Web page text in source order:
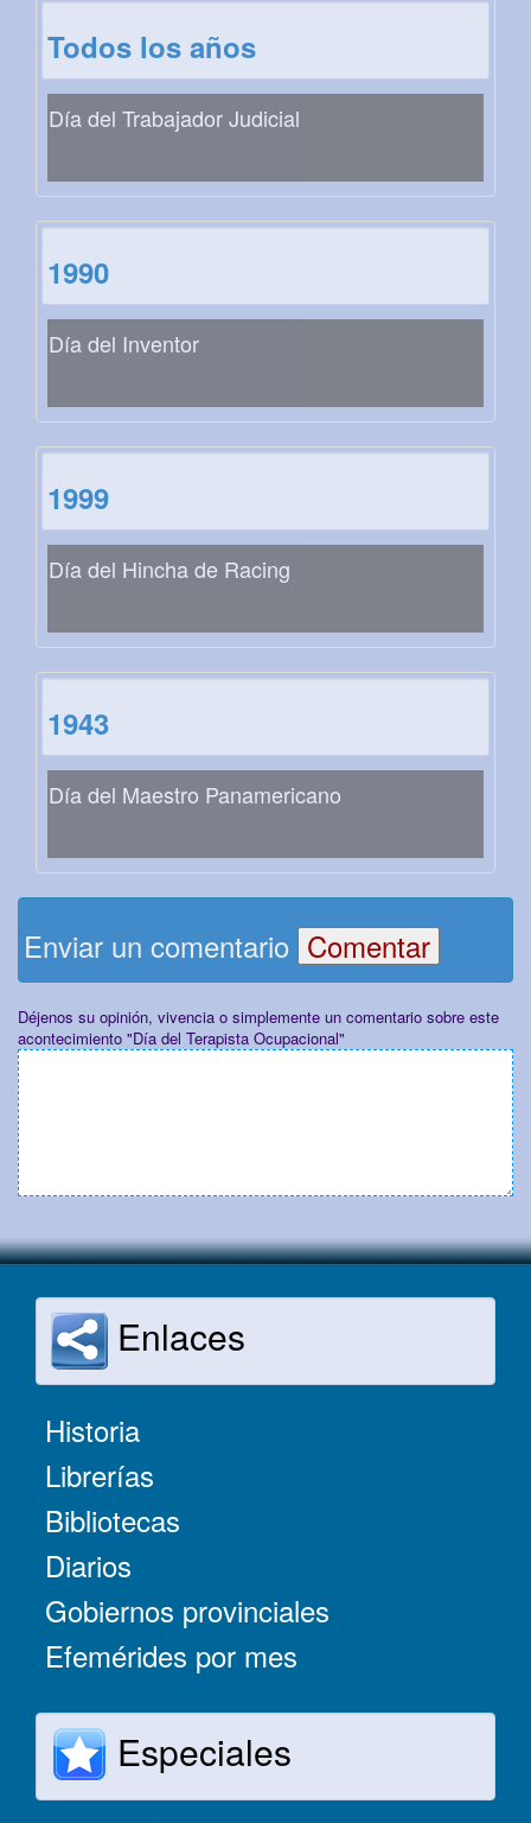
Todos los años
Día del Trabajador Judicial
1990
Día del Inventor
1999
Día del Hincha de Racing
1943
Día del Maestro Panamericano
Enviar un comentario
Déjenos su opinión, vivencia o simplemente un comentario sobre este
acontecimiento "Día del Terapista Ocupacional"
Enlaces
Historia
Librerías
Bibliotecas
Diarios
Gobiernos provinciales
Efemérides por mes
Especiales